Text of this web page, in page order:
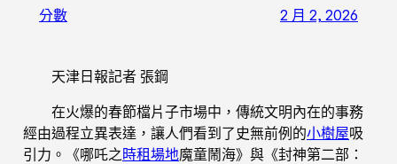
分數 2 月 2, 2026
天津日報記者 張鋼
在火爆的春節檔片子市場中，傳統文明內在的事務
經由過程立異表達，讓人們看到了史無前例的小樹屋吸
引力。《哪吒之時租場地魔童鬧海》與《封神第二部：